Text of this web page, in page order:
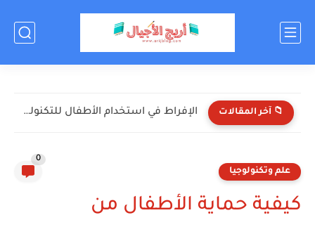
📁 آخر المقالات الإفراط في استخدام الأطفال للتكنولوجيا: الأضرار والحلول
علم وتكنولوجيا
0
كيفية حماية الأطفال من